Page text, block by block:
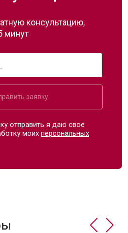
консультацию,
минут
заявку
отправить я даю свое
моихперсональных